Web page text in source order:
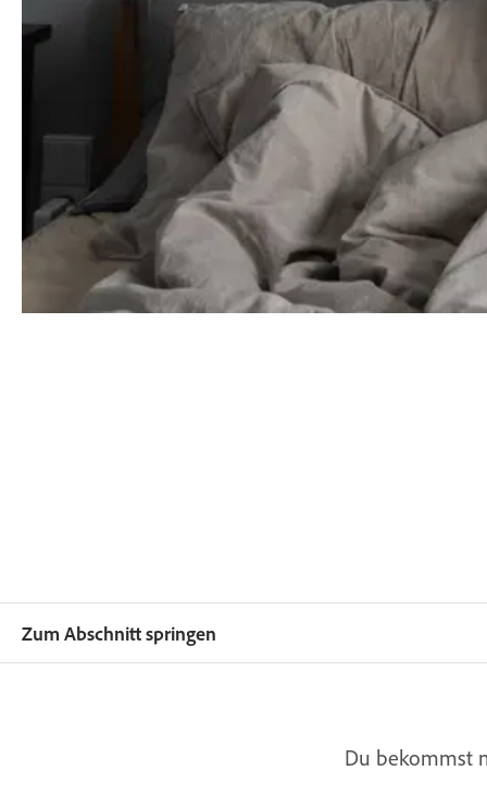
Zum Abschnitt springen
Du bekommst